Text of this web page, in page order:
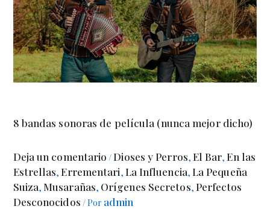
8 bandas sonoras de película (nunca mejor dicho)
Deja un comentario /Dioses y Perros, El Bar,En las
Estrellas,Errementari, La Influencia, La Pequeña
Suiza, Musarañas, Orígenes Secretos, Perfectos
Desconocidos / Por admin